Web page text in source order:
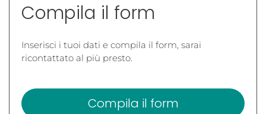
Compila il form
Inserisci i tuoi dati e compila il form, sarai
ricontattato al più presto.
Compila il form